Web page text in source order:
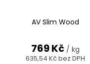
AV Slim Wood
635,54 Kč bez DPH
769 Kč / kg